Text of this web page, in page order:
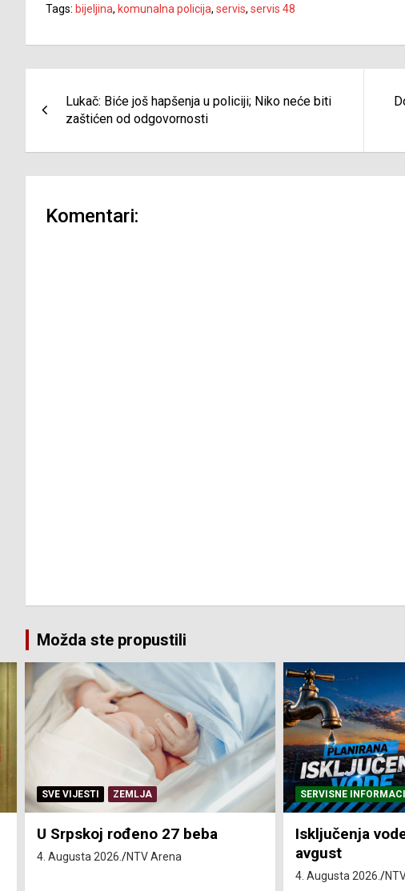
Tags: bijeljina, komunalna policija, servis, servis 48
članaka
Lukač: Biće još hapšenja u policiji; Niko neće biti
zaštićen od odgovornosti
Komentari:
Možda ste propustili
SERVISNE INFORMACIJE
Isključenja vode – utorak 4.
avgust
SERVISNE
Isključenja el.
4. avgust
4. Augusta 2026.